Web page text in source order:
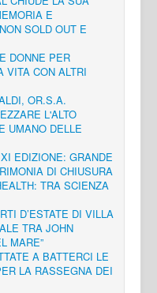
E
SOLD OUT E
DONNE PER
VITA CON ALTRI
OR.S.A.
L'ALTO
UMANO DELLE
EDIZIONE: GRANDE
DI CHIUSURA
TRA SCIENZA
D’ESTATE DI VILLA
TRA JOHN
MARE”
A BATTERCI LE
LA RASSEGNA DEI